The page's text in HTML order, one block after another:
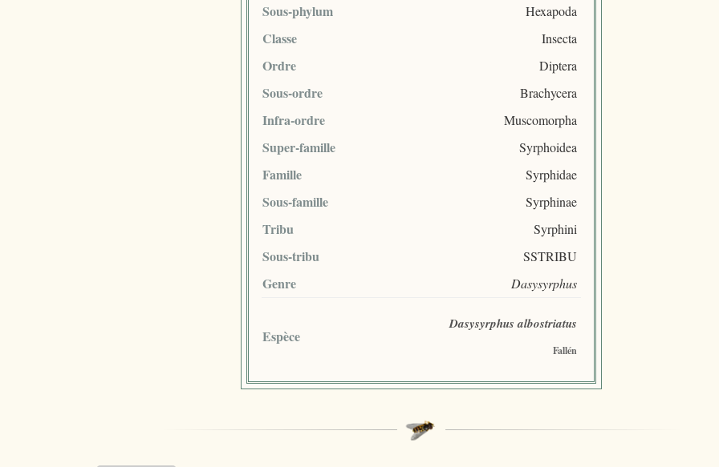
Sous-phylum Hexapoda
Classe Insecta
Ordre Diptera
Sous-ordre Brachycera
Infra-ordre Muscomorpha
Super-famille Syrphoidea
Famille Syrphidae
Sous-famille Syrphinae
Tribu Syrphini
Sous-tribu SSTRIBU
Genre Dasysyrphus
Espèce
Dasysyrphus albostriatus
Fallén